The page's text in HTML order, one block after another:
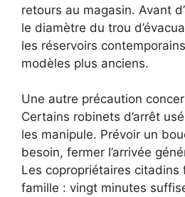
retours au magasin. Avant
le diamètre du trou
les réservoirs
modèles plus anciens.
Une autre précaution
Certains robinets d’arrêt
les manipule. Prévoir un
besoin, fermer l’arrivée
Les copropriétaires citadins
famille : vingt minutes